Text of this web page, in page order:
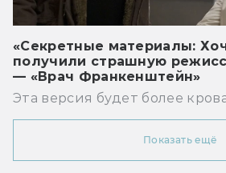
«Секретные материалы:
получили страшную
— «Врач Франкенштейн»
Эта версия будет более
Показать ещё